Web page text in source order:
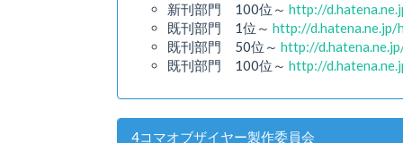
新刊部門 100位～ http://
既刊部門 1位～ http://
既刊部門 50位～ http://
既刊部門 100位～ http://
4コマオブザイヤー製作委員会